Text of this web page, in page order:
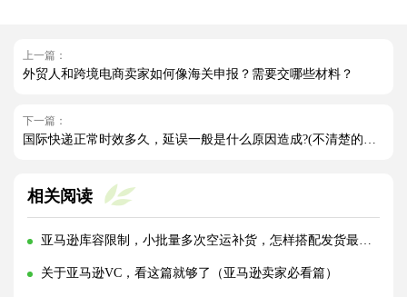
上一篇：
外贸人和跨境电商卖家如何像海关申报？需要交哪些材料？
下一篇：
国际快递正常时效多久，延误一般是什么原因造成?(不清楚的外贸人看过来)
相关阅读
亚马逊库容限制，小批量多次空运补货，怎样搭配发货最省物流费?(亚马逊卖家请注意)
关于亚马逊VC，看这篇就够了（亚马逊卖家必看篇）